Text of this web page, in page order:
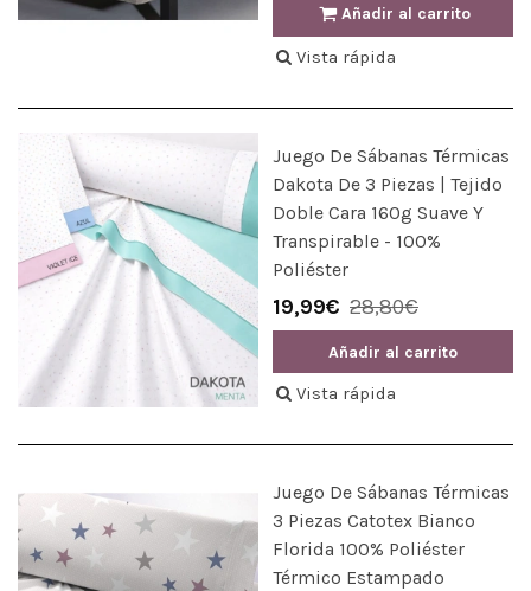
Añadir al carrito
Vista rápida
Juego De Sábanas Térmicas
Dakota De 3 Piezas | Tejido
Doble Cara 160g Suave Y
Transpirable - 100%
Poliéster
19,99€ 28,80€
Añadir al carrito
Vista rápida
Juego De Sábanas Térmicas
3 Piezas Catotex Bianco
Florida 100% Poliéster
Térmico Estampado